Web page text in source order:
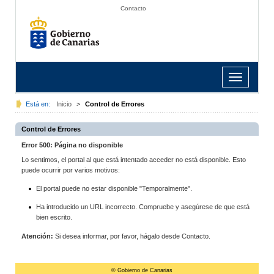
Contacto
Toggle
navigation
Está en: Inicio > Control de Errores
Control de Errores
Error 500: Página no disponible
Lo sentimos, el portal al que está intentado acceder no está disponible. Esto
puede ocurrir por varios motivos:
El portal puede no estar disponible "Temporalmente".
Ha introducido un URL incorrecto. Compruebe y asegúrese de que está
bien escrito.
Atención: Si desea informar, por favor, hágalo desde Contacto.
© Gobierno de Canarias